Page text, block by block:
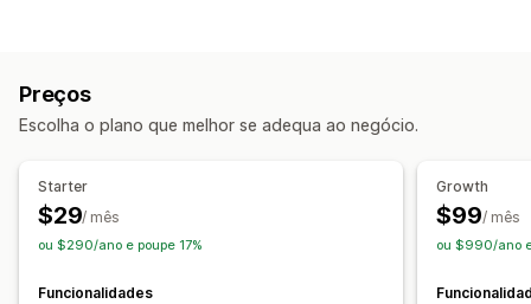
Mostrar e ocultar
Formulário de orçamento
Notificações
Preços
Escolha o plano que melhor se adequa ao negócio.
Starter
$29/ mês
ou $290/ano e poupe 17%
Funcionalidades
Growth
$99/ mês
ou $990/ano